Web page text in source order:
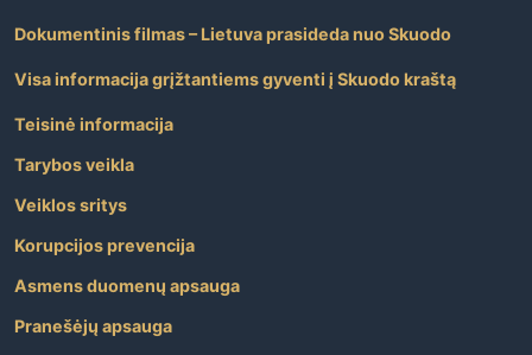
Dokumentinis filmas – Lietuva prasideda nuo Skuodo
Visa informacija grįžtantiems gyventi į Skuodo kraštą
Teisinė informacija
Tarybos veikla
Veiklos sritys
Korupcijos prevencija
Asmens duomenų apsauga
Pranešėjų apsauga